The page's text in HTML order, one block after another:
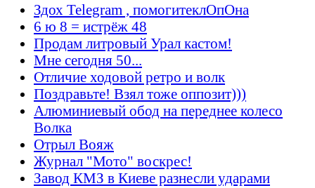
Здох Telegram , помогитеклОпОна
6 ю 8 = истрёж 48
Продам литровый Урал кастом!
Мне сегодня 50...
Отличие ходовой ретро и волк
Поздравьте! Взял тоже оппозит)))
Алюминиевый обод на переднее колесо
Волка
Отрыл Вояж
Журнал "Мото" воскрес!
Завод КМЗ в Киеве разнесли ударами